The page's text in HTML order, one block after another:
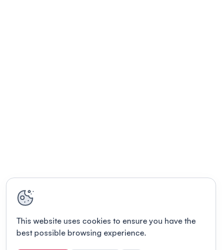
This website uses cookies to ensure you have the
best possible browsing experience.